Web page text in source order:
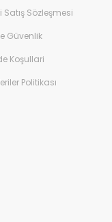
Satış Sözleşmesi
Güvenlik
Koşullari
Politikası